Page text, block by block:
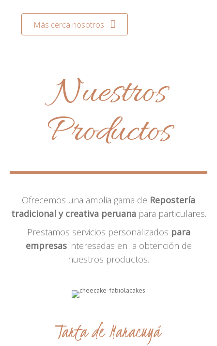
Más cerca nosotros
Nuestros
Productos
Ofrecemos una amplia gama de Repostería
tradicional y creativa peruanapara particulares.
Prestamos servicios personalizados para
empresasinteresadas en la obtención de
nuestros productos.
Tarta de Maracuyá